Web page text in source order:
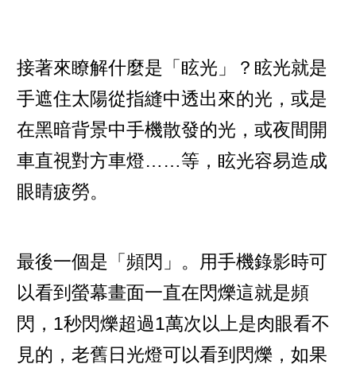
接著來瞭解什麼是「眩光」？眩光就是
手遮住太陽從指縫中透出來的光，或是
在黑暗背景中手機散發的光，或夜間開
車直視對方車燈……等，眩光容易造成
眼睛疲勞。
最後一個是「頻閃」。用手機錄影時可
以看到螢幕畫面一直在閃爍這就是頻
閃，1秒閃爍超過1萬次以上是肉眼看不
見的，老舊日光燈可以看到閃爍，如果